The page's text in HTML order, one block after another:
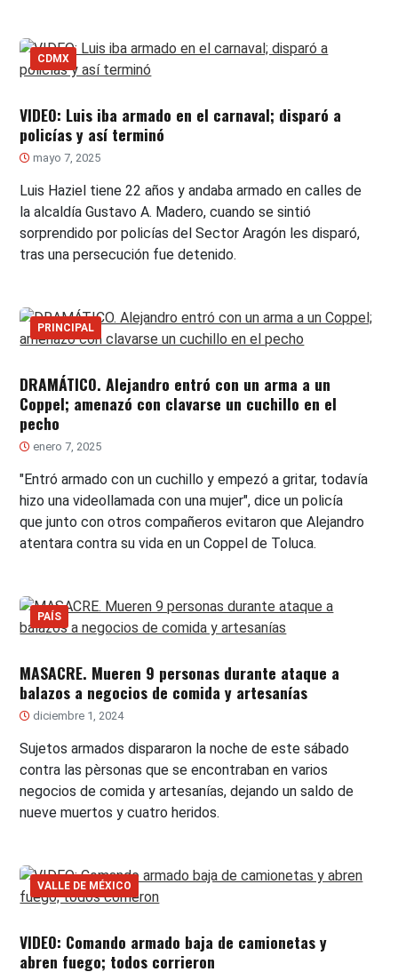
CDMX
VIDEO: Luis iba armado en el carnaval; disparó a
policías y así terminó
mayo 7, 2025
Luis Haziel tiene 22 años y andaba armado en calles de
la alcaldía Gustavo A. Madero, cuando se sintió
sorprendido por policías del Sector Aragón les disparó,
tras una persecución fue detenido.
PRINCIPAL
DRAMÁTICO. Alejandro entró con un arma a un
Coppel; amenazó con clavarse un cuchillo en el
pecho
enero 7, 2025
"Entró armado con un cuchillo y empezó a gritar, todavía
hizo una videollamada con una mujer", dice un policía
que junto con otros compañeros evitaron que Alejandro
atentara contra su vida en un Coppel de Toluca.
PAÍS
MASACRE. Mueren 9 personas durante ataque a
balazos a negocios de comida y artesanías
diciembre 1, 2024
Sujetos armados dispararon la noche de este sábado
contra las pèrsonas que se encontraban en varios
negocios de comida y artesanías, dejando un saldo de
nueve muertos y cuatro heridos.
VALLE DE MÉXICO
VIDEO: Comando armado baja de camionetas y
abren fuego; todos corrieron